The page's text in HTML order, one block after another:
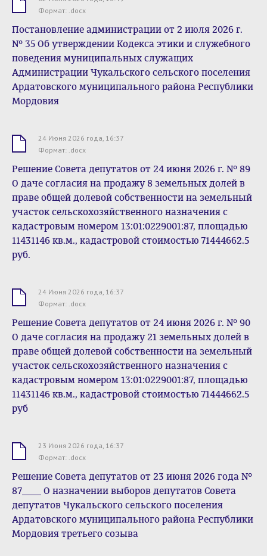
Формат: .docx
Постановление администрации от 2 июля 2026 г.
№ 35 Об утверждении Кодекса этики и служебного
поведения муниципальных служащих
Администрации Чукальского сельского поселения
Ардатовского муниципального района Республики
Мордовия
24 Июня 2026 года, 16:37
Формат: .docx
Решение Совета депутатов от 24 июня 2026 г. № 89
О даче согласия на продажу 8 земельных долей в
праве общей долевой собственности на земельный
участок сельскохозяйственного назначения с
кадастровым номером 13:01:0229001:87, площадью
11431146 кв.м., кадастровой стоимостью 71444662.5
руб.
24 Июня 2026 года, 16:37
Формат: .docx
Решение Совета депутатов от 24 июня 2026 г. № 90
О даче согласия на продажу 21 земельных долей в
праве общей долевой собственности на земельный
участок сельскохозяйственного назначения с
кадастровым номером 13:01:0229001:87, площадью
11431146 кв.м., кадастровой стоимостью 71444662.5
руб
23 Июня 2026 года, 16:37
Формат: .docx
Решение Совета депутатов от 23 июня 2026 года №
87____ О назначении выборов депутатов Совета
депутатов Чукальского сельского поселения
Ардатовского муниципального района Республики
Мордовия третьего созыва